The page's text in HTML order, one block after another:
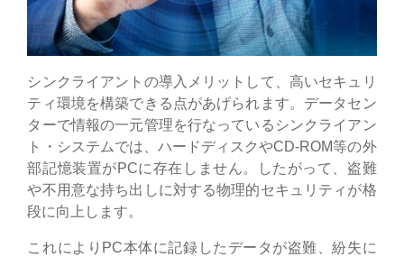
シンクライアントの導入メリットして、高いセキュリ
ティ環境を構築できる点があげられます。データセン
ターで情報の一元管理を行なっているシンクライアン
ト・システムでは、ハードディスクやCD-ROM等の外
部記憶装置がPCに存在しません。したがって、盗難
や不用意な持ち出しに対する物理的セキュリティが格
段に向上します。
これによりPC本体に記録したデータが盗難、紛失に